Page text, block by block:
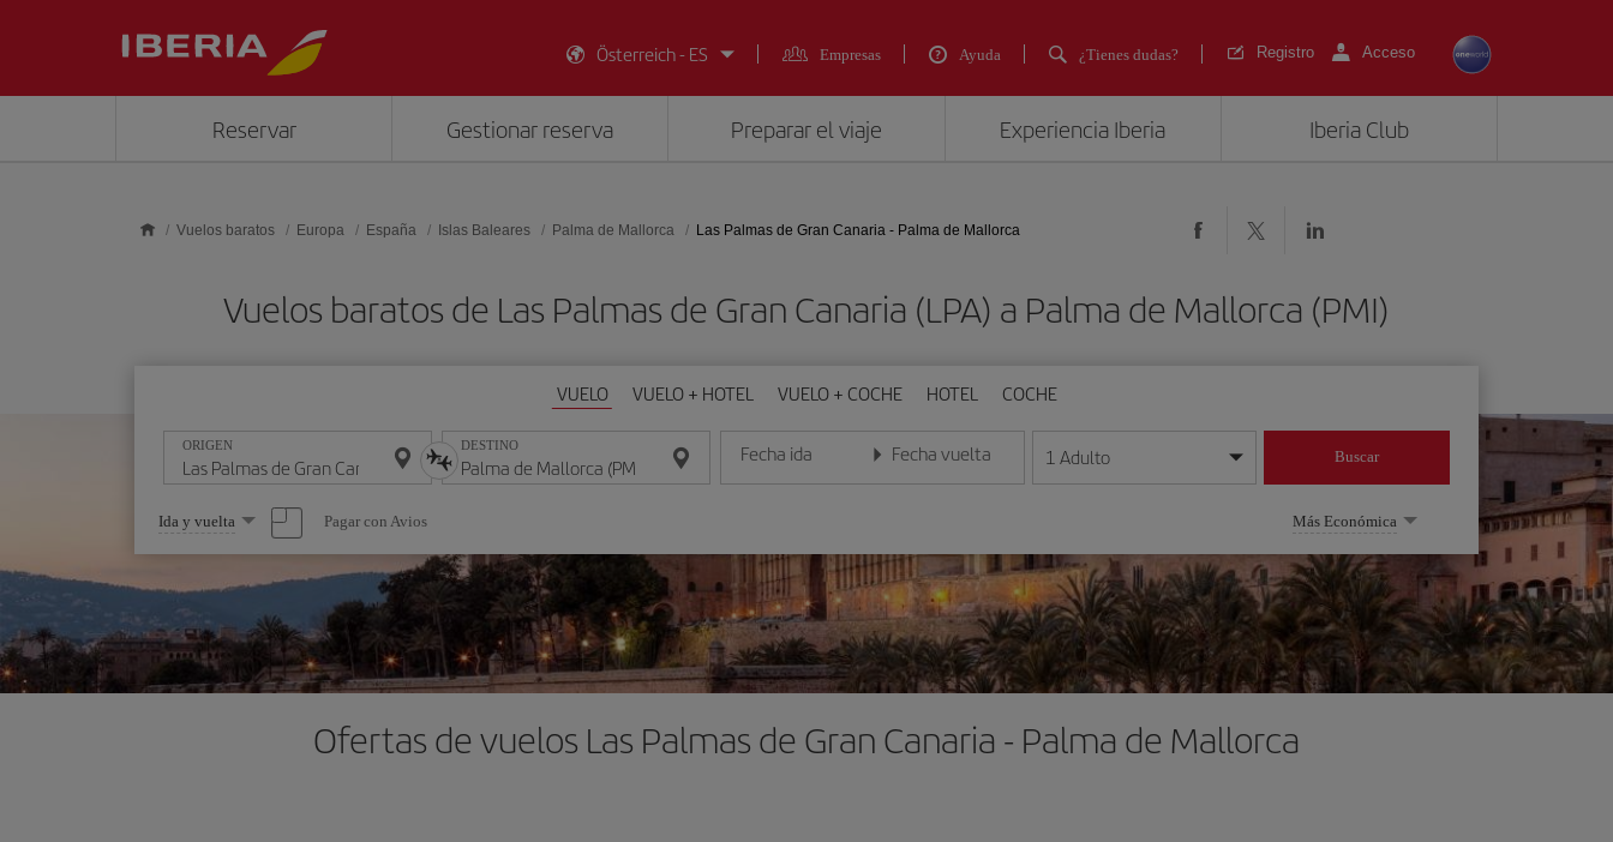
Österreich - ES
Empresas Ayuda ¿Tienes dudas? Registro Acceso
Reservar Gestionar reserva Preparar el viaje Experiencia Iberia Iberia Club
Vuelos baratos Europa España Islas Baleares Palma de Mallorca Las Palmas de Gran Canaria - Palma de Mallorca
Vuelos baratos de Las Palmas de Gran Canaria (LPA) a Palma de Mallorca (PMI)
VUELO VUELO + HOTEL VUELO + COCHE HOTEL COCHE
ORIGEN DESTINO Fecha ida
Introduce la fecha en formato día/mes/año
Fecha vuelta
Introduce la fecha en formato día/mes/año
1 Adulto Buscar
Seleccione
una
opción
Ida y vuelta Pagar con Avios Más Económica
Ofertas de vuelos Las Palmas de Gran Canaria - Palma de Mallorca